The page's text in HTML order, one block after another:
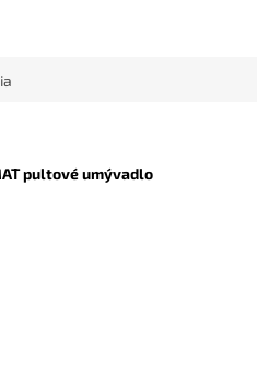
pultové umývadlo